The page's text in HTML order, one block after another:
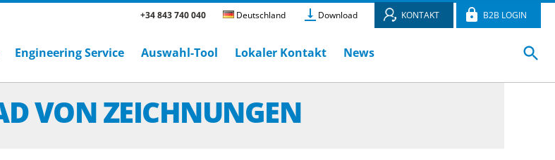
+34 843 740 040 Deutschland Download KONTAKT B2B LOGIN
Engineering Service Auswahl-Tool Lokaler Kontakt News
VON ZEICHNUNGEN